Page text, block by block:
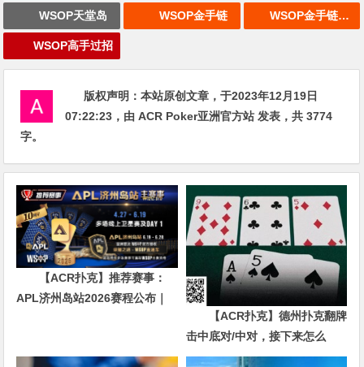
WSOP天堂岛 WSOP金手链 WSOP金手链战报
WSOP高手过招
版权声明：本站原创文章，于2023年12月19日
07:22:23 ，由ACR Poker亚洲官方站 发表，共 3774
字。
【ACR扑克】推荐赛事：
APL济州岛站2026赛程公布｜
【ACR扑克】德州扑克翻牌
击中底对/中对，接下来怎么
办？90%玩家都犯错的关键点！